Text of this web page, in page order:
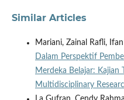
Similar Articles
Mariani, Zainal Rafli,
Dalam Perspektif
Merdeka Belajar: Kajian
Multidisciplinary